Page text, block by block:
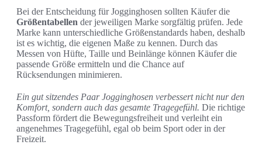
Bei der Entscheidung für Jogginghosen sollten Käufer die
Größentabellen der jeweiligen Marke sorgfältig prüfen. Jede
Marke kann unterschiedliche Größenstandards haben, deshalb
ist es wichtig, die eigenen Maße zu kennen. Durch das
Messen von Hüfte, Taille und Beinlänge können Käufer die
passende Größe ermitteln und die Chance auf
Rücksendungen minimieren.
Ein gut sitzendes Paar Jogginghosen verbessert nicht nur den
Komfort, sondern auch das gesamte Tragegefühl. Die richtige
Passform fördert die Bewegungsfreiheit und verleiht ein
angenehmes Tragegefühl, egal ob beim Sport oder in der
Freizeit.